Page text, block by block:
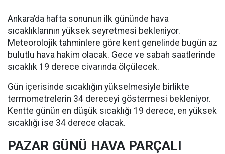
Ankara’da hafta sonunun ilk gününde hava
sıcaklıklarının yüksek seyretmesi bekleniyor.
Meteorolojik tahminlere göre kent genelinde bugün az
bulutlu hava hakim olacak. Gece ve sabah saatlerinde
sıcaklık 19 derece civarında ölçülecek.
Gün içerisinde sıcaklığın yükselmesiyle birlikte
termometrelerin 34 dereceyi göstermesi bekleniyor.
Kentte günün en düşük sıcaklığı 19 derece, en yüksek
sıcaklığı ise 34 derece olacak.
PAZAR GÜNÜ HAVA PARÇALI